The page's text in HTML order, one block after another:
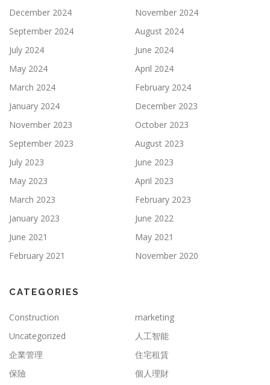
December 2024
November 2024
September 2024
August 2024
July 2024
June 2024
May 2024
April 2024
March 2024
February 2024
January 2024
December 2023
November 2023
October 2023
September 2023
August 2023
July 2023
June 2023
May 2023
April 2023
March 2023
February 2023
January 2023
June 2022
June 2021
May 2021
February 2021
November 2020
CATEGORIES
Construction
marketing
Uncategorized
人工智能
企業管理
住宅租賃
保險
個人理財